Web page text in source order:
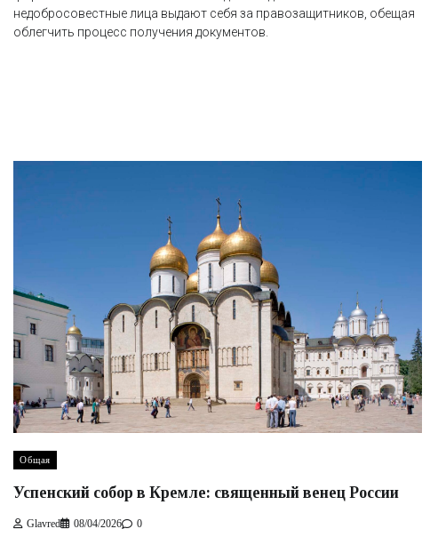
недобросовестные лица выдают себя за правозащитников, обещая
облегчить процесс получения документов.
Общая
Успенский собор в Кремле: священный венец России
Glavred 08/04/2026 0